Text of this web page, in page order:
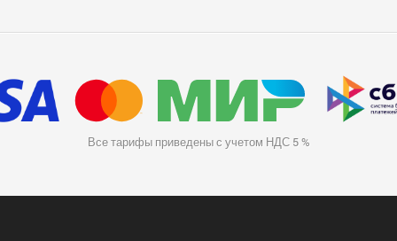
Все тарифы приведены с учетом НДС 5 %